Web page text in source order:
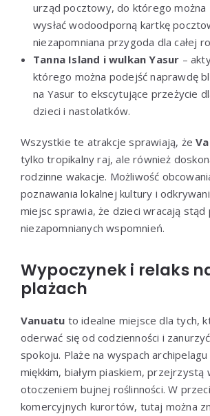
urząd pocztowy, do którego można
wysłać wodoodporną kartkę
niezapomniana przygoda dla całej
Tanna Island i wulkan Yasur –
którego można podejść naprawdę
na Yasur to ekscytujące przeżycie
dzieci i nastolatków.
Wszystkie te atrakcje sprawiają, że
tylko tropikalny raj, ale również
rodzinne wakacje. Możliwość
poznawania lokalnej kultury i
miejsc sprawia, że dzieci wracają stąd
niezapomnianych wspomnień.
Wypoczynek i relaks
plażach
Vanuatu to idealne miejsce dla tych,
oderwać się od codzienności i
spokoju. Plaże na wyspach
miękkim, białym piaskiem, przejrzystą
otoczeniem bujnej roślinności. W
komercyjnych kurortów, tutaj można